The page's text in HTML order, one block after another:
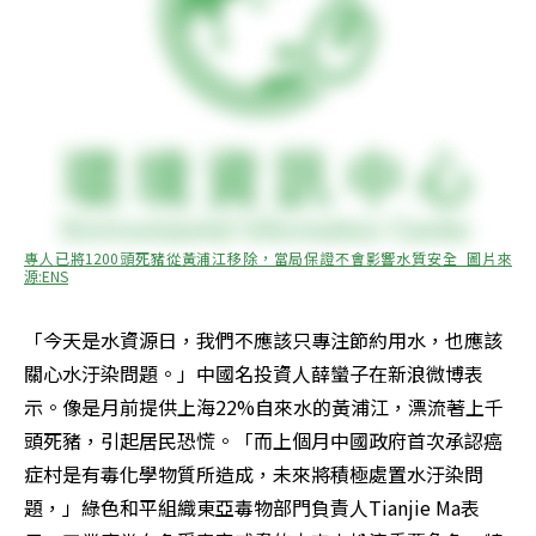
專人已將1200頭死豬從黃浦江移除，當局保證不會影響水質安全  圖片來
源:ENS
「今天是水資源日，我們不應該只專注節約用水，也應該
關心水汙染問題。」中國名投資人薛蠻子在新浪微博表
示。像是月前提供上海22%自來水的黃浦江，漂流著上千
頭死豬，引起居民恐慌。「而上個月中國政府首次承認癌
症村是有毒化學物質所造成，未來將積極處置水汙染問
題，」綠色和平組織東亞毒物部門負責人Tianjie Ma表